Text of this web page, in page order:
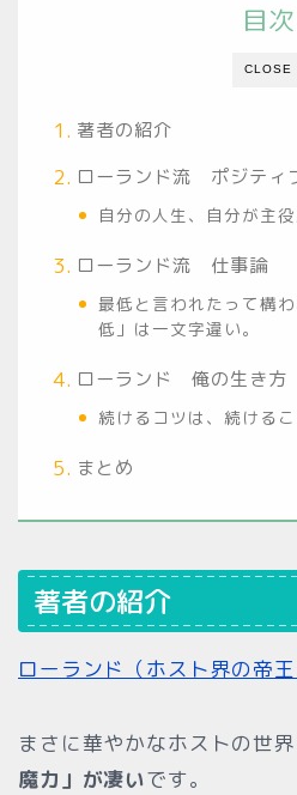
CLOSE
目次
著者の紹介
ローランド流 ポジティ
自分の人生、自分が主
ローランド流 仕事論
最低と言われたって構
低」は一文字違い。
ローランド 俺の生き方
続けるコツは、続けるこ
まとめ
著者の紹介
ローランド（ホスト界の帝
まさに華やかなホストの世
魔力」が凄いです。